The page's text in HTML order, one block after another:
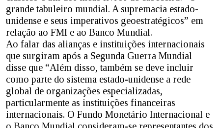
grande tabuleiro mundial. A supremacia estado-
unidense e seus imperativos geoestratégicos” em
relação ao FMI e ao Banco Mundial.
Ao falar das alianças e instituições internacionais
que surgiram após a Segunda Guerra Mundial
disse que “Além disso, também se deve incluir
como parte do sistema estado-unidense a rede
global de organizações especializadas,
particularmente as instituições financeiras
internacionais. O Fundo Monetário Internacional e